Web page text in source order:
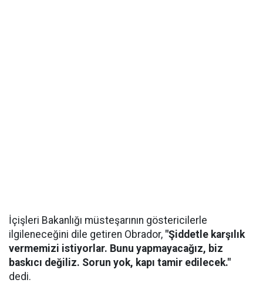
İçişleri Bakanlığı müsteşarının göstericilerle
ilgileneceğini dile getiren Obrador, "Şiddetle karşılık
vermemizi istiyorlar. Bunu yapmayacağız, biz
baskıcı değiliz. Sorun yok, kapı tamir edilecek."
dedi.